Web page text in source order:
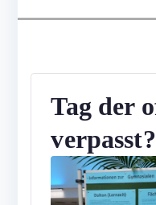
Tag der
verpasst?